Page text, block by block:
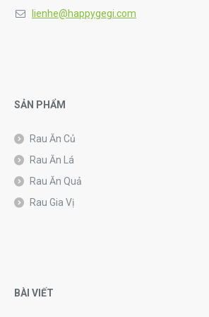
lienhe@happygegi.com
SẢN PHẨM
Rau Ăn Củ
Rau Ăn Lá
Rau Ăn Quả
Rau Gia Vị
BÀI VIẾT